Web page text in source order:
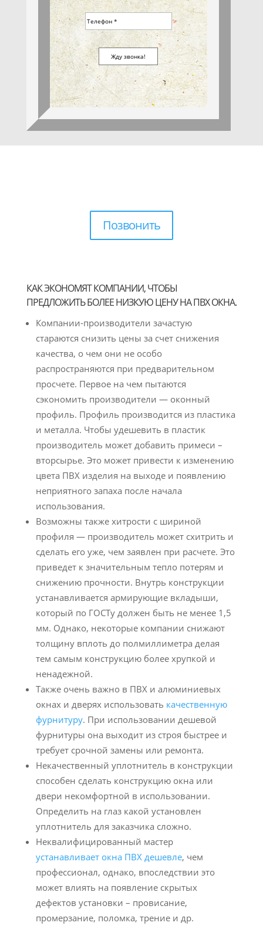
Позвонить
КАК ЭКОНОМЯТ КОМПАНИИ, ЧТОБЫ
ПРЕДЛОЖИТЬ БОЛЕЕ НИЗКУЮ ЦЕНУ НА ПВХ ОКНА.
Компании-производители зачастую
стараются снизить цены за счет снижения
качества, о чем они не особо
распространяются при предварительном
просчете. Первое на чем пытаются
сэкономить производители — оконный
профиль. Профиль производится из пластика
и металла. Чтобы удешевить в пластик
производитель может добавить примеси –
вторсырье. Это может привести к изменению
цвета ПВХ изделия на выходе и появлению
неприятного запаха после начала
использования.
Возможны также хитрости с шириной
профиля — производитель может схитрить и
сделать его уже, чем заявлен при расчете. Это
приведет к значительным тепло потерям и
снижению прочности. Внутрь конструкции
устанавливается армирующие вкладыши,
который по ГОСТу должен быть не менее 1,5
мм. Однако, некоторые компании снижают
толщину вплоть до полмиллиметра делая
тем самым конструкцию более хрупкой и
ненадежной.
Также очень важно в ПВХ и алюминиевых
окнах и дверях использовать качественную
фурнитуру. При использовании дешевой
фурнитуры она выходит из строя быстрее и
требует срочной замены или ремонта.
Некачественный уплотнитель в конструкции
способен сделать конструкцию окна или
двери некомфортной в использовании.
Определить на глаз какой установлен
уплотнитель для заказчика сложно.
Неквалифицированный мастер
устанавливает окна ПВХ дешевле, чем
профессионал, однако, впоследствии это
может влиять на появление скрытых
дефектов установки – провисание,
промерзание, поломка, трение и др.